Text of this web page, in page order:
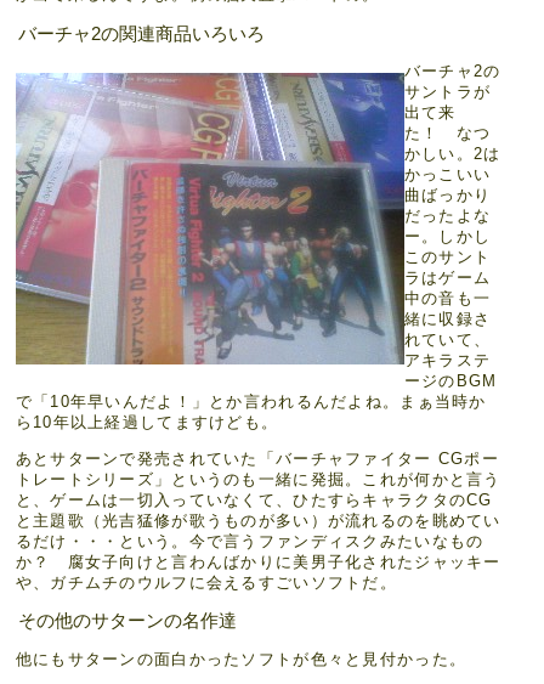
バーチャ2の関連商品いろいろ
バーチャ2の
サントラが
出て来
た！ なつ
かしい。2は
かっこいい
曲ばっかり
だったよな
ー。しかし
このサント
ラはゲーム
中の音も一
緒に収録さ
れていて、
アキラステ
ージのBGM
で「10年早いんだよ！」とか言われるんだよね。まぁ当時か
ら10年以上経過してますけども。
あとサターンで発売されていた「バーチャファイター CGポー
トレートシリーズ」というのも一緒に発掘。これが何かと言う
と、ゲームは一切入っていなくて、ひたすらキャラクタのCG
と主題歌（光吉猛修が歌うものが多い）が流れるのを眺めてい
るだけ・・・という。今で言うファンディスクみたいなもの
か？ 腐女子向けと言わんばかりに美男子化されたジャッキー
や、ガチムチのウルフに会えるすごいソフトだ。
その他のサターンの名作達
他にもサターンの面白かったソフトが色々と見付かった。